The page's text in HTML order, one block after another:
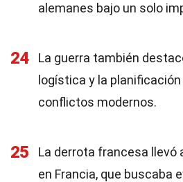
alemanes bajo un solo
24
La guerra también
logística y la
conflictos modernos.
25
La derrota francesa
en Francia, que buscaba